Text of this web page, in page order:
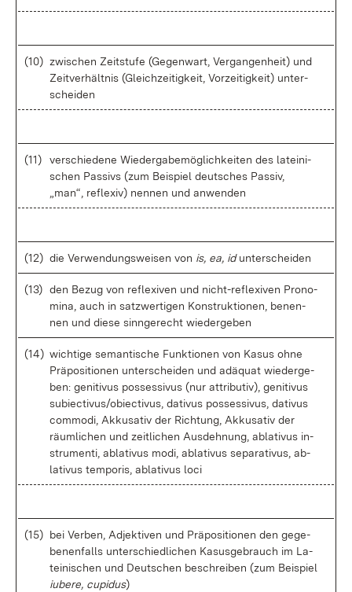
(10) zwi­schen Zeit­stu­fe (Ge­gen­wart, Ver­gan­gen­heit) und
Zeit­ver­hält­nis (Gleich­zei­tig­keit, Vor­zei­tig­keit) un­ter­
schei­den
(11)
ver­schie­de­ne Wie­der­ga­be­mög­lich­kei­ten des la­tei­ni­
schen Pas­sivs (zum Bei­spiel deut­sches Pas­siv,
„man“, re­fle­xiv) nen­nen und an­wen­den
(12) die Ver­wen­dungs­wei­sen von is, ea, idun­ter­schei­den
(13) den Be­zug von re­fle­xi­ven und nich­t-re­fle­xi­ven Pro­no­
mi­na, auch in satz­wer­ti­gen Kon­struk­tio­nen, be­nen­
nen und die­se sinn­ge­recht wie­der­ge­ben
(14) wich­ti­ge se­man­ti­sche Funk­tio­nen von Ka­sus oh­ne
Prä­po­si­tio­nen un­ter­schei­den und ad­äquat wie­der­ge­
ben: ge­ni­ti­vus pos­ses­si­vus (nur at­tri­bu­tiv), ge­ni­ti­vus
su­biec­tivus/o­biec­tivus, da­ti­vus pos­ses­si­vus, da­ti­vus
com­mo­di, Ak­ku­sa­tiv der Rich­tung, Ak­ku­sa­tiv der
räum­li­chen und zeit­li­chen Aus­deh­nung, ab­la­ti­vus in­
stru­men­ti, ab­la­ti­vus mo­di, ab­la­ti­vus se­pa­ra­ti­vus, ab­
la­ti­vus tem­po­ris, ab­la­ti­vus lo­ci
(15) bei Ver­ben, Ad­jek­ti­ven und Prä­po­si­tio­nen den ge­ge­
be­nen­falls un­ter­schied­li­chen Ka­sus­ge­brauch im La­
tei­ni­schen und Deut­schen be­schrei­ben (zum Bei­spiel
iube­re, cu­pi­dus)